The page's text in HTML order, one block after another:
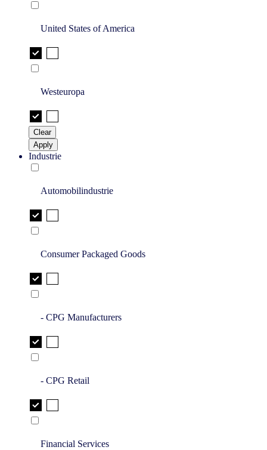
United States of America
Westeuropa
Clear
Apply
Industrie
Automobilindustrie
Consumer Packaged Goods
- CPG Manufacturers
- CPG Retail
Financial Services